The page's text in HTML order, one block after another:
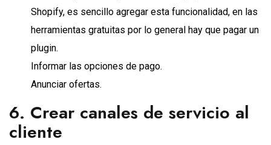
Shopify, es sencillo agregar esta funcionalidad, en las
herramientas gratuitas por lo general hay que pagar un
plugin.
Informar las opciones de pago.
Anunciar ofertas.
6. Crear canales de servicio al
cliente